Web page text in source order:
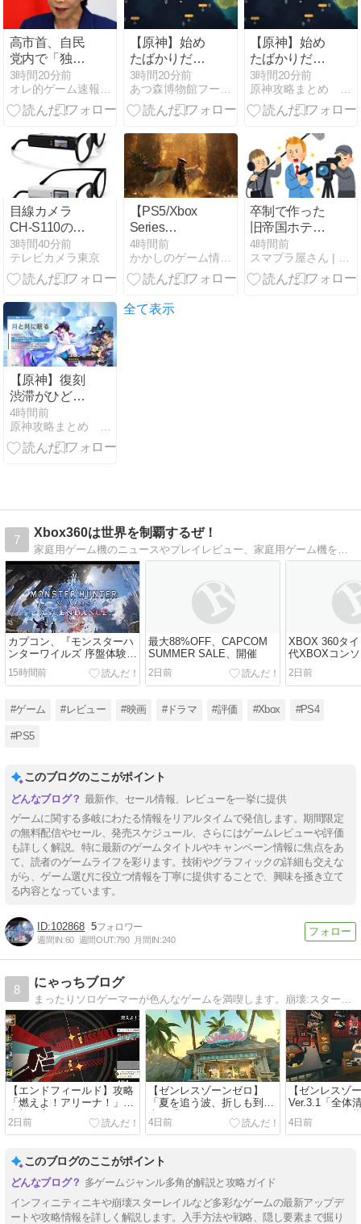
高市首、自民
党内で「独裁
だ」と批判さ
れ始める
3時間20分前
オレ的ゲーム速報＠刃
【原神】始め
たばかりだけ
ど、もしかし
てこのマップ
全部行けるの⁉
3時間20分前
あつ森博物館フータまとめ
【原神】始め
たばかりだけ
ど、もしかし
てこのマップ
全部行けるの⁉
3時間20分前
原神攻略まとめ テイワット速報
目線カメラ
CH-S110の高
画質＆ハンズ
フリー魅力
3時間40分前
テレビカメラ東京
【PS5/Xbox
Series
X|S/Steam】
Beast of
Reincarnation（ビ
ブ・リンカネ
4時間前
かかしのゲーム情報局
卒制で作った
旧帝国ホテル
ですが、投稿
後すぐ帝国ホ
テルから連絡
4時間前
スマブラ屋さん | スマブラSPまとめ攻略
【原神】復刻
渋滞がひどい
から３キャラ
PU制にして！
4時間前
原神攻略まとめ テイワット速報
全て表示
7
Xbox360は世界を制覇するぜ！
家庭用ゲーム機のニュースやプレイレビュー、家庭用ゲーム機をたくさんの人に遊んでもらうため応援するブログです。
カプコン、『モンスターハ
ンターワイルズ 序盤体験
版』、配信！
15時間前
最大88%OFF、CAPCOM
SUMMER SALE、開催
2日前
XBOX 360タ
代XBOXコン
遊べるように
2日前
#ゲーム #レビュー #映画 #ドラマ #評価 #Xbox #PS4
#PS5
このブログのここがポイント
最新作、セール情報、レビューを一挙に提供
ゲームに関する多岐にわたる情報をリアルタイムで発信します。期間限定
の無料配信やセール、発売スケジュール、さらにはゲームレビューや評価
も詳しく解説。特に最新のゲームタイトルやキャンペーン情報に焦点をあ
て、読者のゲームライフを彩ります。技術やグラフィックの詳細も交えな
がら、ゲーム選びに役立つ情報を丁寧に提供することで、興味を掻き立て
る内容となっています。
102868 5
週間IN:60 週間OUT:790 月間IN:240
8
にゃっちブログ
【エンドフィールド】攻略
「燃えよ！アリーナ！」勲
章加工完了
2日前
【ゼンレスゾーンゼロ】
「夏を追う波、折しも到
来」隠しアチーブメント＆
メッセージボトルの場所
4日前
【ゼンレスゾ
Ver.3.1「全体
スカード＆公
イドカードの
4日前
このブログのここがポイント
多ゲームジャンル多角的解説と攻略ガイド
インフィニティニキや崩壊スターレイルなど多彩なゲームの最新アップデ
ートや攻略情報を詳しく解説します。入手方法や戦略、隠し要素まで掘り